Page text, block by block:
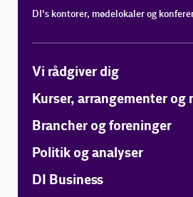
DI's kontorer, mødelokaler og
Vi rådgiver dig
Kurser, arrangementer
Brancher og foreninger
Politik og analyser
DI Business